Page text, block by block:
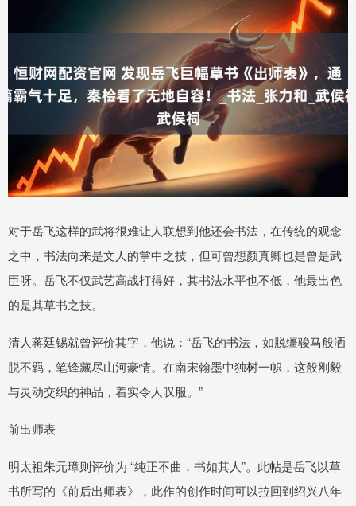
对于岳飞这样的武将很难让人联想到他还会书法，在传统的观念
之中，书法向来是文人的掌中之技，但可曾想颜真卿也是曾是武
臣呀。岳飞不仅武艺高战打得好，其书法水平也不低，他最出色
的是其草书之技。
清人蒋廷锡就曾评价其字，他说：“岳飞的书法，如脱缰骏马般洒
脱不羁，笔锋藏尽山河豪情。在南宋翰墨中独树一帜，这般刚毅
与灵动交织的神品，着实令人叹服。”
前出师表
明太祖朱元璋则评价为 “纯正不曲，书如其人”。此帖是岳飞以草
书所写的《前后出师表》，此作的创作时间可以拉回到绍兴八年